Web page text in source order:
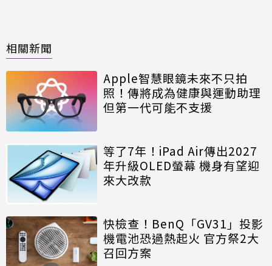
相關新聞
Apple智慧眼鏡未來不只拍
照！傳將成為健康與運動助理
但第一代可能不支援
等了7年！iPad Air傳出2027
年升級OLED螢幕 機身有望迎
來大改款
快檢查！BenQ「GV31」投影
機電池恐過熱起火 官方祭2大
召回方案